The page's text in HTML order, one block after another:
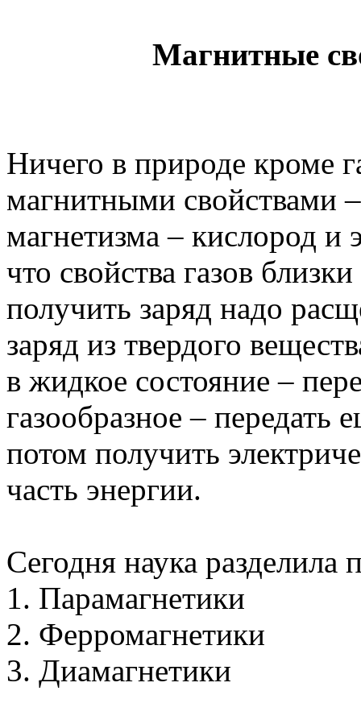
Магнитные
Ничего в природе кроме
магнитными свойствами
магнетизма – кислород и
что свойства газов
получить заряд надо
заряд из твердого
в жидкое состояние –
газообразное – передать
потом получить
часть энергии.
Сегодня наука разделила
1. Парамагнетики
2. Ферромагнетики
3. Диамагнетики